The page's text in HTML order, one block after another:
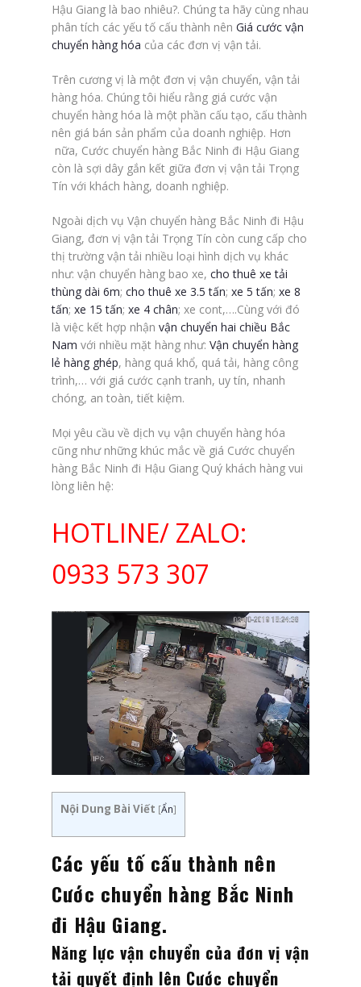
Hậu Giang là bao nhiêu?. Chúng ta hãy cùng nhau
phân tích các yếu tố cấu thành nên Giá cước vận
chuyển hàng hóa của các đơn vị vận tải.
Trên cương vị là một đơn vị vận chuyển, vận tải
hàng hóa. Chúng tôi hiểu rằng giá cước vận
chuyển hàng hóa là một phần cấu tạo, cấu thành
nên giá bán sản phẩm của doanh nghiệp. Hơn
nữa, Cước chuyển hàng Bắc Ninh đi Hậu Giang
còn là sợi dây gắn kết giữa đơn vị vận tải Trọng
Tín với khách hàng, doanh nghiệp.
Ngoài dịch vụ Vận chuyển hàng Bắc Ninh đi Hậu
Giang, đơn vị vận tải Trọng Tín còn cung cấp cho
thị trường vận tải nhiều loại hình dịch vụ khác
như: vận chuyển hàng bao xe, cho thuê xe tải
thùng dài 6m; cho thuê xe 3.5 tấn; xe 5 tấn; xe 8
tấn; xe 15 tấn; xe 4 chân; xe cont,….Cùng với đó
là việc kết hợp nhận vận chuyển hai chiều Bắc
Nam với nhiều mặt hàng như: Vận chuyển hàng
lẻ hàng ghép, hàng quá khổ, quá tải, hàng công
trình,… với giá cước cạnh tranh, uy tín, nhanh
chóng, an toàn, tiết kiệm.
Mọi yêu cầu về dịch vụ vận chuyển hàng hóa
cũng như những khúc mắc về giá Cước chuyển
hàng Bắc Ninh đi Hậu Giang Quý khách hàng vui
lòng liên hệ:
HOTLINE/ ZALO:
0933 573 307
Nội Dung Bài Viết [Ẩn]
Các yếu tố cấu thành nên
Cước chuyển hàng Bắc Ninh
đi Hậu Giang.
Năng lực vận chuyển của đơn vị vận
tải quyết định lên Cước chuyển